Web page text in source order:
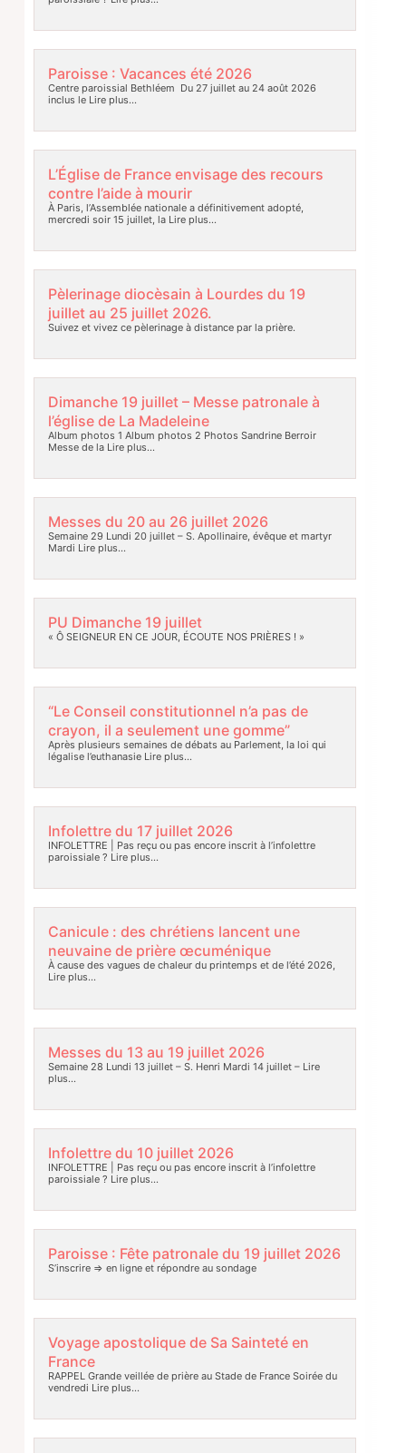
Paroisse : Vacances été 2026
Centre paroissial Bethléem Du 27 juillet au 24 août 2026
inclus leLire plus…
L’Église de France envisage des recours
contre l’aide à mourir
À Paris, l’Assemblée nationale a définitivement adopté,
mercredi soir 15 juillet, laLire plus…
Pèlerinage diocèsain à Lourdes du 19
juillet au 25 juillet 2026.
Suivez et vivez ce pèlerinage à distance par la prière.
Dimanche 19 juillet – Messe patronale à
l’église de La Madeleine
Album photos 1 Album photos 2 Photos Sandrine Berroir
Messe de laLire plus…
Messes du 20 au 26 juillet 2026
Semaine 29 Lundi 20 juillet – S. Apollinaire, évêque et martyr
Mardi Lire plus…
PU Dimanche 19 juillet
« Ô SEIGNEUR EN CE JOUR, ÉCOUTE NOS PRIÈRES ! »
“Le Conseil constitutionnel n’a pas de
crayon, il a seulement une gomme”
Après plusieurs semaines de débats au Parlement, la loi qui
légalise l’euthanasieLire plus…
Infolettre du 17 juillet 2026
INFOLETTRE | Pas reçu ou pas encore inscrit à l’infolettre
paroissiale ? Lire plus…
Canicule : des chrétiens lancent une
neuvaine de prière œcuménique
À cause des vagues de chaleur du printemps et de l’été 2026,
Lire plus…
Messes du 13 au 19 juillet 2026
Semaine 28 Lundi 13 juillet – S. Henri Mardi 14 juillet –Lire
plus…
Infolettre du 10 juillet 2026
INFOLETTRE | Pas reçu ou pas encore inscrit à l’infolettre
paroissiale ? Lire plus…
Paroisse : Fête patronale du 19 juillet 2026
S’inscrire => en ligne et répondre au sondage
Voyage apostolique de Sa Sainteté en
France
RAPPEL Grande veillée de prière au Stade de France Soirée du
vendredi Lire plus…